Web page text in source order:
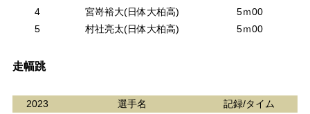
4
宮嵜裕大(日体大柏高)
5ｍ00
5
村社亮太(日体大柏高) 5ｍ00
走幅跳
2023 選手名
記録/タイム